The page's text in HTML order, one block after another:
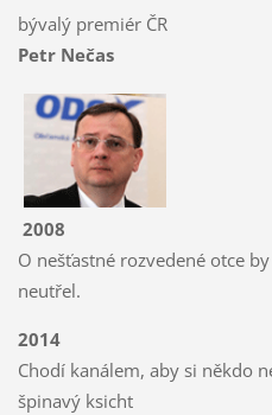
bývalý premiér ČR
Petr Nečas
2008
O nešťastné rozvedené otce
neutřel.
2014
Chodí kanálem, aby si někdo
špinavý ksicht